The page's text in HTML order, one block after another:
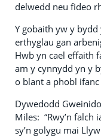
delwedd neu fideo
Y gobaith yw y
erthyglau gan
Hwb yn cael effaith
am y cynnydd yn y
o blant a phobl ifanc
Dywedodd
Miles: “Rwy’n falch
sy’n golygu mai